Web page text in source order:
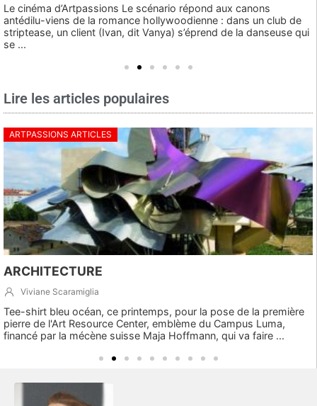
Le cinéma d’Artpassions Le scénario répond aux canons
antédilu-viens de la romance hollywoodienne : dans un club de
striptease, un client (Ivan, dit Vanya) s’éprend de la danseuse qui
se ...
Lire les articles populaires
ARTPASSIONS ARTICLES
ARCHITECTURE
Viviane Scaramiglia
Tee-shirt bleu océan, ce printemps, pour la pose de la première
pierre de l'Art Resource Center, emblème du Campus Luma,
financé par la mécène suisse Maja Hoffmann, qui va faire ...